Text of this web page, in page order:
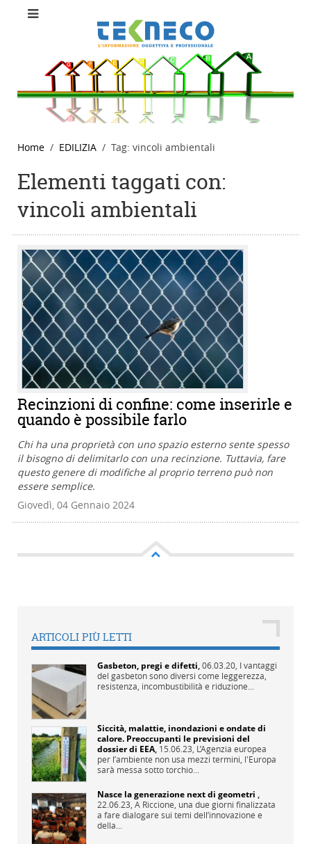
Home EDILIZIA Tag: vincoli ambientali
Elementi taggati con:
vincoli ambientali
Recinzioni di confine: come inserirle e
quando è possibile farlo
Chi ha una proprietà con uno spazio esterno sente spesso
il bisogno di delimitarlo con una recinzione. Tuttavia, fare
questo genere di modifiche al proprio terreno può non
essere semplice.
Giovedì, 04 Gennaio 2024
ARTICOLI PIÙ LETTI
Gasbeton, pregi e difetti,06.03.20, I vantaggi
del gasbeton sono diversi come leggerezza,
resistenza, incombustibilità e riduzione...
Siccità, malattie, inondazioni e ondate di
calore. Preoccupanti le previsioni del
dossier di EEA, 15.06.23, L’Agenzia europea
per l’ambiente non usa mezzi termini, l'Europa
sarà messa sotto torchio...
Nasce la generazione next di geometri ,
22.06.23, A Riccione, una due giorni finalizzata
a fare dialogare sui temi dell’innovazione e
della...